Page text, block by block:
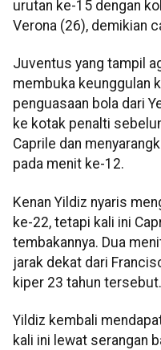
urutan ke-15 dengan
Verona (26), demikian
Juventus yang tampil
membuka keunggulan
penguasaan bola dari
ke kotak penalti
Caprile dan
pada menit ke-12.
Kenan Yildiz nyaris
ke-22, tetapi kali ini
tembakannya. Dua
jarak dekat dari
kiper 23 tahun tersebut.
Yildiz kembali
kali ini lewat serangan